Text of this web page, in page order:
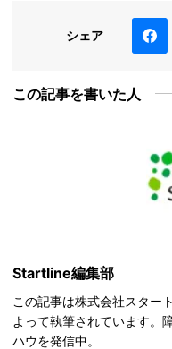
シェア
この記事を書いた人
Startline編集部
この記事は株式会社スター
よって執筆されています。
ハウを発信中。